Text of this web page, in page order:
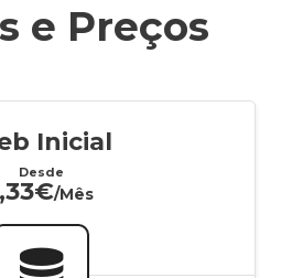
e Preços
Inicial
Desde
/Mês